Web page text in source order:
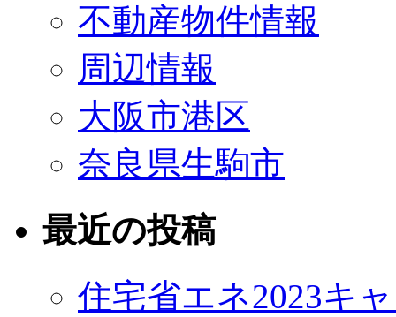
不動産物件情報
周辺情報
大阪市港区
奈良県生駒市
最近の投稿
住宅省エネ2023キ